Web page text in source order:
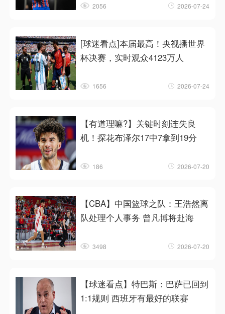
2056 2026-07-24
[球迷看点]本届最高！央视播世界
杯决赛，实时观众4123万人
1656 2026-07-24
【有道理嘛?】关键时刻连失良
机！探花布泽尔17中7拿到19分
186 2026-07-20
【CBA】中国篮球之队：王浩然离
队处理个人事务 曾凡博将赴海
3498 2026-07-20
【球迷看点】特巴斯：巴萨已回到
1:1规则 西班牙有最好的联赛